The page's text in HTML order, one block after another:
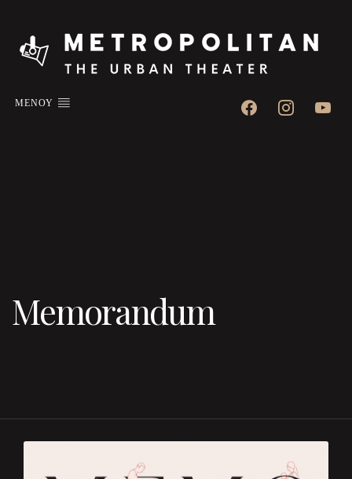
ΜΕΝΟΥ facebookinstagramyoutube
Memorandum